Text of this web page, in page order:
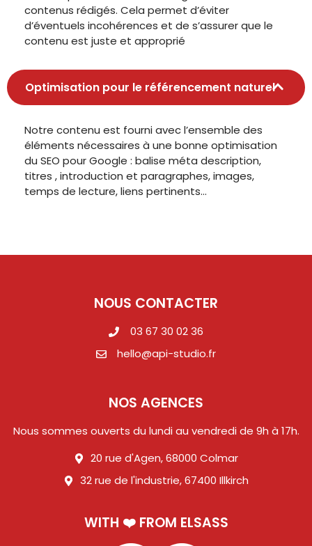
contenus rédigés. Cela permet d’éviter
d’éventuels incohérences et de s’assurer que le
contenu est juste et approprié
Optimisation pour le référencement naturel
Notre contenu est fourni avec l’ensemble des
éléments nécessaires à une bonne optimisation
du SEO pour Google : balise méta description,
titres , introduction et paragraphes, images,
temps de lecture, liens pertinents…
NOUS CONTACTER
03 67 30 02 36
hello@api-studio.fr
NOS AGENCES
Nous sommes ouverts du lundi au vendredi de 9h à 17h.
20 rue d'Agen, 68000 Colmar
32 rue de l'industrie, 67400 Illkirch
WITH ❤️ FROM ELSASS